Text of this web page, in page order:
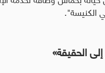
الكنيسة".
الحقيقة»